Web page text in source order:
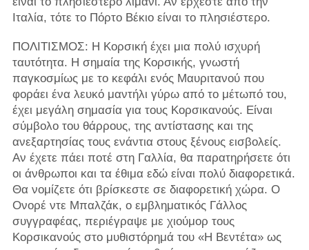
Ιταλία, τότε το Πόρτο Βέκιο είναι το πλησιέστερο.
ΠΟΛΙΤΙΣΜΟΣ: Η Κορσική έχει μια πολύ ισχυρή
ταυτότητα. Η σημαία της Κορσικής, γνωστή
παγκοσμίως με το κεφάλι ενός Μαυριτανού που
φοράει ένα λευκό μαντήλι γύρω από το μέτωπό του,
έχει μεγάλη σημασία για τους Κορσικανούς. Είναι
σύμβολο του θάρρους, της αντίστασης και της
ανεξαρτησίας τους ενάντια στους ξένους εισβολείς.
Αν έχετε πάει ποτέ στη Γαλλία, θα παρατηρήσετε ότι
οι άνθρωποι και τα έθιμα εδώ είναι πολύ διαφορετικά.
Θα νομίζετε ότι βρίσκεστε σε διαφορετική χώρα. Ο
Ονορέ ντε Μπαλζάκ, ο εμβληματικός Γάλλος
συγγραφέας, περιέγραψε με χιούμορ τους
Κορσικανούς στο μυθιστόρημά του «Η Βεντέτα» ως